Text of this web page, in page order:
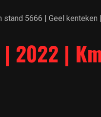
stand 5666 | Geel kenteken
| 2022 |